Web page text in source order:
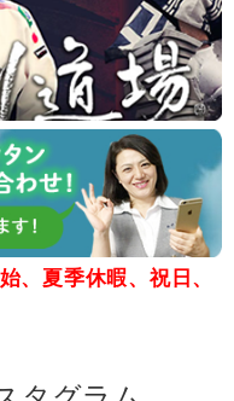
、夏季休暇、祝日、